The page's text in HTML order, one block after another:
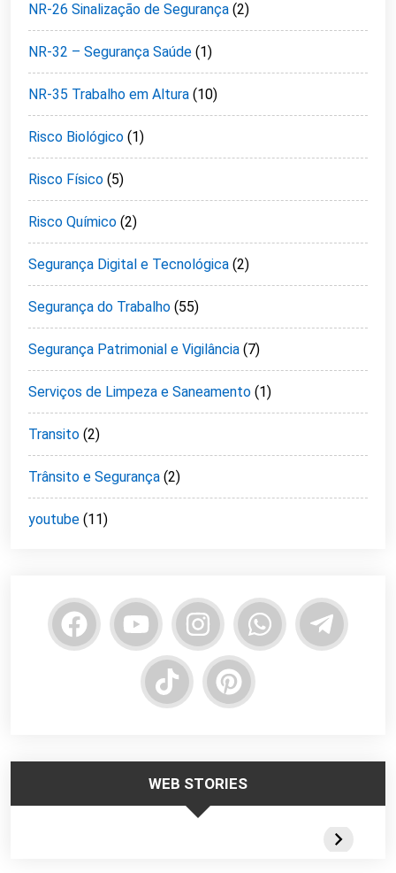
NR-26 Sinalização de Segurança (2)
NR-32 – Segurança Saúde (1)
NR-35 Trabalho em Altura (10)
Risco Biológico (1)
Risco Físico (5)
Risco Químico (2)
Segurança Digital e Tecnológica (2)
Segurança do Trabalho (55)
Segurança Patrimonial e Vigilância (7)
Serviços de Limpeza e Saneamento (1)
Transito (2)
Trânsito e Segurança (2)
youtube (11)
WEB STORIES
Trabalhar no
Responsabilidade
Portateis